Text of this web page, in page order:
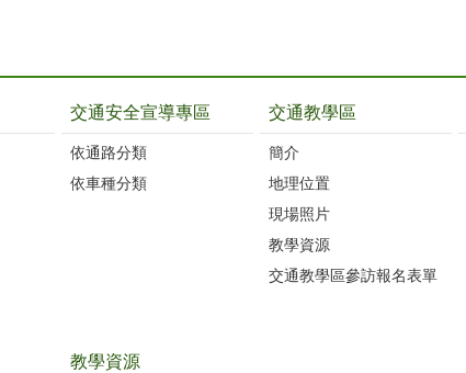
交通安全宣導專區
依通路分類
依車種分類
交通教學區
簡介
地理位置
現場照片
教學資源
交通教學區參訪報名表單
教學資源